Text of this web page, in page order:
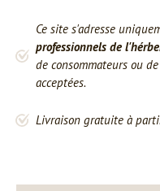
Ce site s'adresse
professionnels de
de consommateurs ou
acceptées.
Livraison gratuite à